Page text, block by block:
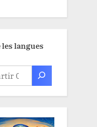
langues